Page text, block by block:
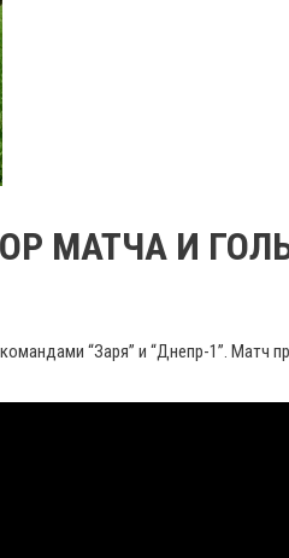
МАТЧА И
“Заря” и “Днепр-1”.